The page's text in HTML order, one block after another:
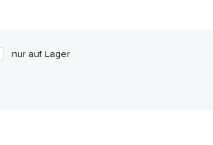
nur auf Lager